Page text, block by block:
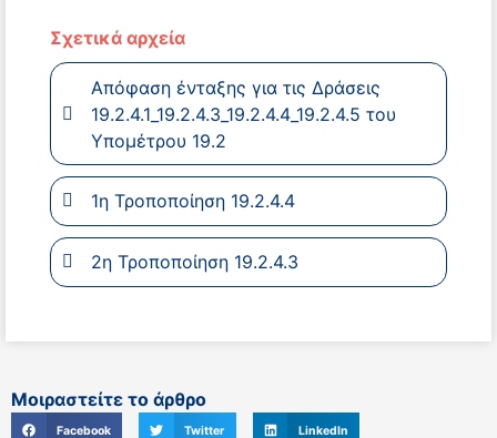
Σχετικά αρχεία
Απόφαση ένταξης για τις Δράσεις
19.2.4.1_19.2.4.3_19.2.4.4_19.2.4.5 του
Υπομέτρου 19.2
1η Τροποποίηση 19.2.4.4
2η Τροποποίηση 19.2.4.3
Μοιραστείτε το άρθρο
Facebook Twitter LinkedIn